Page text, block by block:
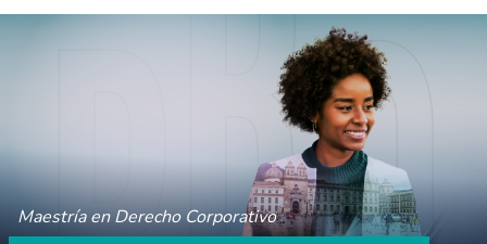
CONOCE MÁS
Maestría en Derecho Corporativo